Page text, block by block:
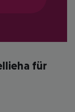
für